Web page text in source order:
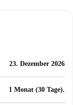
23. Dezember 2026
1 Monat (30 Tage).